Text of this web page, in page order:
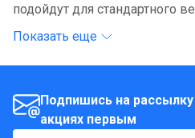
подойдут для стандартного ведра
Фрекен Бок. Тип - пакеты для
Цвет - с рисунком "Цветы".
15 шт.
Показать еще
Подпишись на
акциях первым